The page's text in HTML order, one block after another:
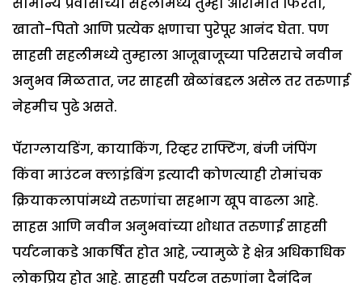
सामान्य प्रवासाच्या सहलीमध्ये तुम्ही आरामात फिरता,
खातो-पितो आणि प्रत्येक क्षणाचा पुरेपूर आनंद घेता. पण
साहसी सहलीमध्ये तुम्हाला आजूबाजूच्या परिसराचे नवीन
अनुभव मिळतात, जर साहसी खेळांबद्दल असेल तर तरुणाई
नेहमीच पुढे असते.
पॅराग्लायडिंग, कायाकिंग, रिव्हर राफ्टिंग, बंजी जंपिंग
किंवा माउंटन क्लाइंबिंग इत्यादी कोणत्याही रोमांचक
क्रियाकलापांमध्ये तरुणांचा सहभाग खूप वाढला आहे.
साहस आणि नवीन अनुभवांच्या शोधात तरुणाई साहसी
पर्यटनाकडे आकर्षित होत आहे, ज्यामुळे हे क्षेत्र अधिकाधिक
लोकप्रिय होत आहे. साहसी पर्यटन तरुणांना दैनंदिन